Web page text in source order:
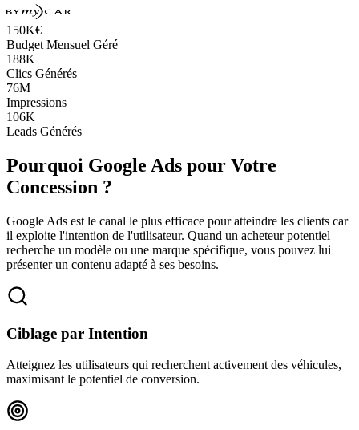
150K€
Budget Mensuel Géré
188K
Clics Générés
76M
Impressions
106K
Leads Générés
Pourquoi Google Ads pour Votre
Concession ?
Google Ads est le canal le plus efficace pour atteindre les clients car
il exploite l'intention de l'utilisateur. Quand un acheteur potentiel
recherche un modèle ou une marque spécifique, vous pouvez lui
présenter un contenu adapté à ses besoins.
Ciblage par Intention
Atteignez les utilisateurs qui recherchent activement des véhicules,
maximisant le potentiel de conversion.